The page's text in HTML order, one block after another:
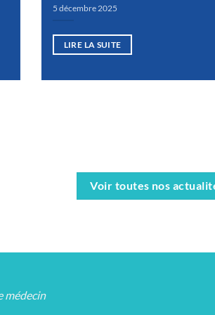
5 décembre 2025
LIRE LA SUITE
Voir toutes nos
médecin